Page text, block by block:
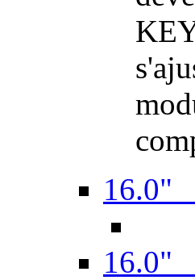
16.0"
16.0"